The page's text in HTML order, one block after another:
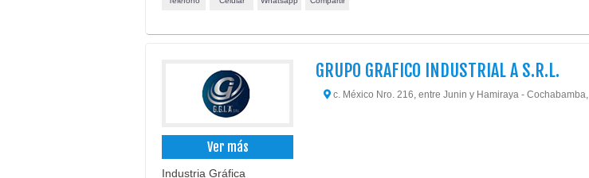
Ver más
GRUPO GRAFICO INDUSTRIAL A S.R.L.
c. México Nro. 216, entre Junin y Hamiraya - Cochabamba,
Industria Gráfica